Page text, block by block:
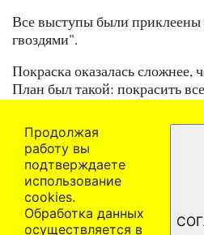
Все выступы были
гвоздями".
Покраска оказалась сложнее,
План был такой: покрасить
потом по трафарету нанести
оказалось, что одного
поверхность мало. Надо
было в больших баллонах, так
пришлось два покупать.
красить я не умею, поэтому
прилегали и местами есть
Продолжая
работу вы
подтверждаете
использование
сооkiеѕ.
Обработка данных
осуществляется в